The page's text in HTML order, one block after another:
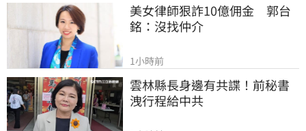
美女律師狠詐10億佣金　郭台
銘：沒找仲介
1小時前
雲林縣長身邊有共諜！前秘書
洩行程給中共